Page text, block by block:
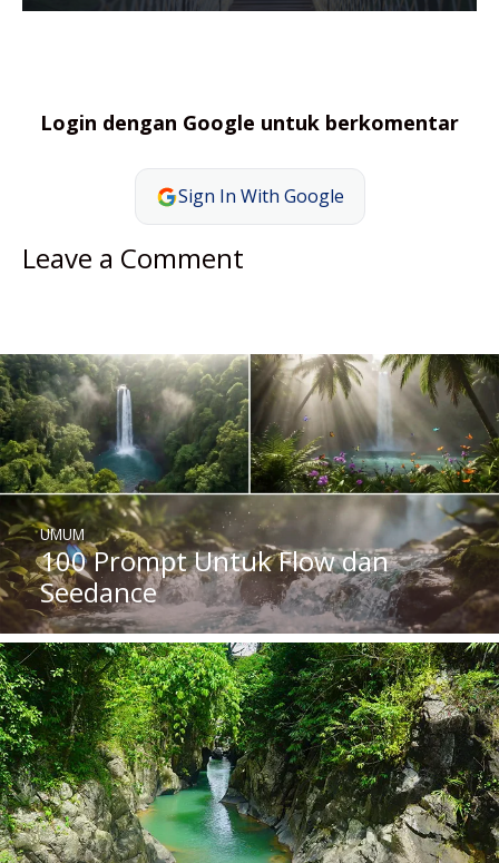
Login dengan Google untuk berkomentar
Sign In With Google
Leave a Comment
100 Prompt Untuk Flow dan
Seedance
UMUM